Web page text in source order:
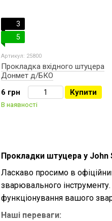
Прокладки штуцера у John
Ласкаво просимо в
зварювального
функціонування вашого
Наші переваги:
3
5
Артикул: 25800
Прокладка вхідного штуцера
Донмет д/БКО
6 грн
Купити
В наявності